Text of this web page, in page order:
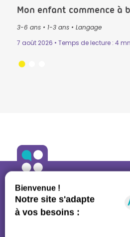
Mon enfant commence à
3-6 ans• 1-3 ans• Langage
7 août 2026 • Temps de lecture : 4 mn
ALLO ORTHO